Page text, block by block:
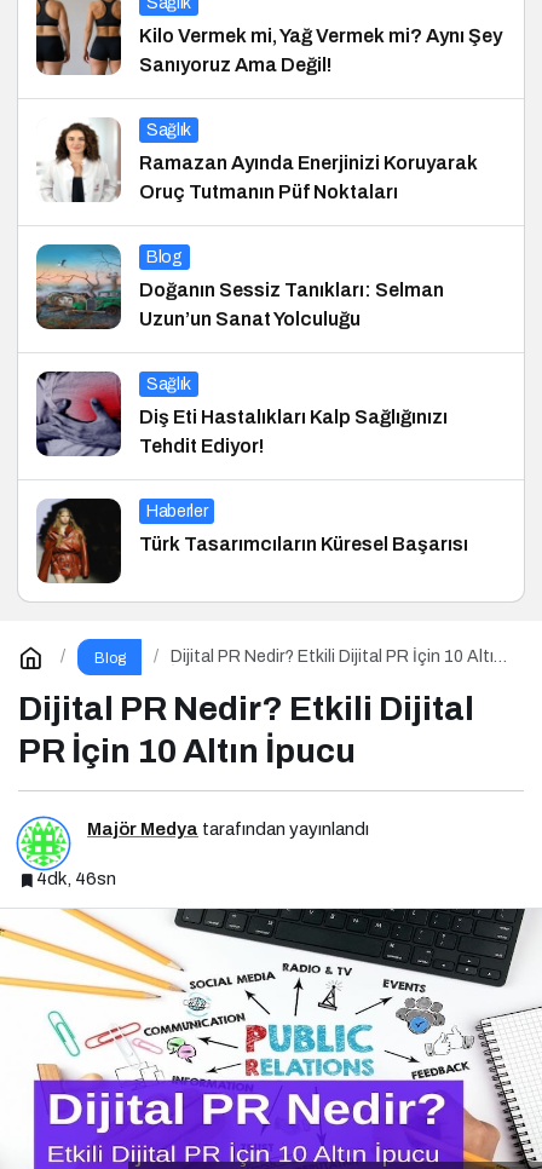
Kilo Vermek mi, Yağ Vermek mi? Aynı Şey
Sanıyoruz Ama Değil!
Sağlık
Ramazan Ayında Enerjinizi Koruyarak
Oruç Tutmanın Püf Noktaları
Blog
Doğanın Sessiz Tanıkları: Selman
Uzun’un Sanat Yolculuğu
Sağlık
Diş Eti Hastalıkları Kalp Sağlığınızı
Tehdit Ediyor!
Haberler
Türk Tasarımcıların Küresel Başarısı
Blog
Dijital PR Nedir? Etkili Dijital PR İçin 10 Altın
Dijital PR Nedir? Etkili Dijital
PR İçin 10 Altın İpucu
Majör Medya tarafından yayınlandı
4dk, 46sn